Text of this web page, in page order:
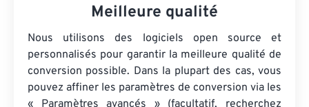
Meilleure qualité
Nous utilisons des logiciels open source et
personnalisés pour garantir la meilleure qualité de
conversion possible. Dans la plupart des cas, vous
pouvez affiner les paramètres de conversion via les
« Paramètres avancés » (facultatif, recherchez